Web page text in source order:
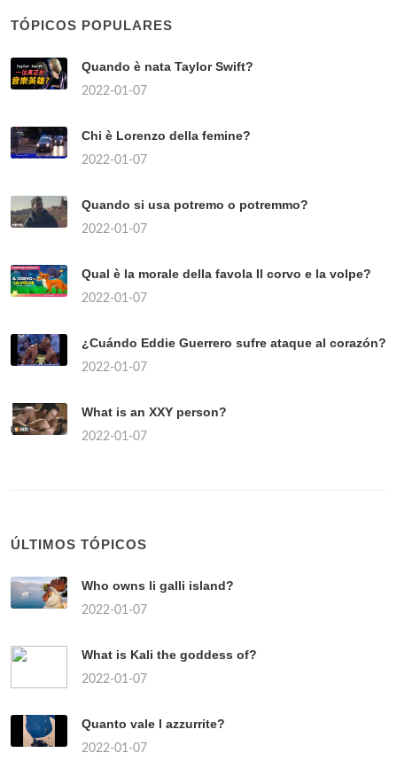
TÓPICOS POPULARES
Quando è nata Taylor Swift?
2022-01-07
Chi è Lorenzo della femine?
2022-01-07
Quando si usa potremo o potremmo?
2022-01-07
Qual è la morale della favola Il corvo e la volpe?
2022-01-07
¿Cuándo Eddie Guerrero sufre ataque al corazón?
2022-01-07
What is an XXY person?
2022-01-07
ÚLTIMOS TÓPICOS
Who owns li galli island?
2022-01-07
What is Kali the goddess of?
2022-01-07
Quanto vale l azzurrite?
2022-01-07